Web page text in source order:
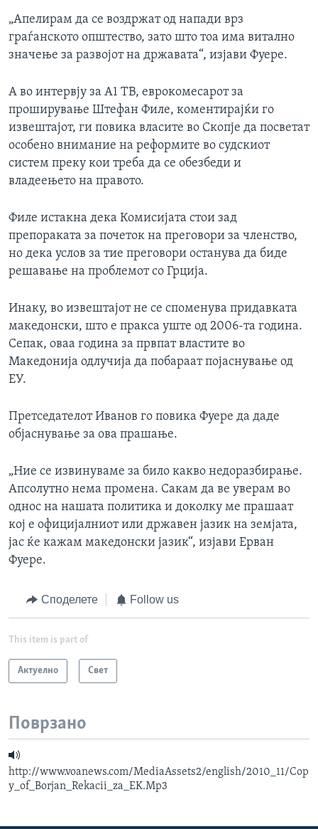
„Апелирам да се воздржат од напади врз
граѓанското општество, зато што тоа има витално
значење за развојот на државата“, изјави Фуере.
А во интервју за А1 ТВ, еврокомесарот за
проширување Штефан Филе, коментирајќи го
извештајот, ги повика власите во Скопје да посветат
особено внимание на реформите во судскиот
систем преку кои треба да се обезбеди и
владеењето на правото.
Филе истакна дека Комисијата стои зад
препораката за почеток на преговори за членство,
но дека услов за тие преговори останува да биде
решавање на проблемот со Грција.
Инаку, во извештајот не се споменува придавката
македонски, што е пракса уште од 2006-та година.
Сепак, оваа година за првпат властите во
Македонија одлучија да побараат појаснување од
ЕУ.
Претседателот Иванов го повика Фуере да даде
објаснување за ова прашање.
„Ние се извинуваме за било какво недоразбирање.
Апсолутно нема промена. Сакам да ве уверам во
однос на нашата политика и доколку ме прашаат
кој е официјалниот или државен јазик на земјата,
јас ќе кажам македонски јазик“, изјави Ерван
Фуере.
Споделете Follow us
This item is part of
Актуелно Свет
Поврзано
http://www.voanews.com/MediaAssets2/english/2010_11/Cop
y_of_Borjan_Rekacii_za_EK.Mp3